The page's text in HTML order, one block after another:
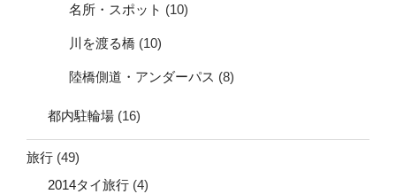
名所・スポット (10)
川を渡る橋 (10)
陸橋側道・アンダーパス (8)
都内駐輪場 (16)
旅行 (49)
2014タイ旅行 (4)